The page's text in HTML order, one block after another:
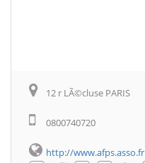
12 r LÃ©cluse PARIS
0800740720
http://www.afps.asso.fr